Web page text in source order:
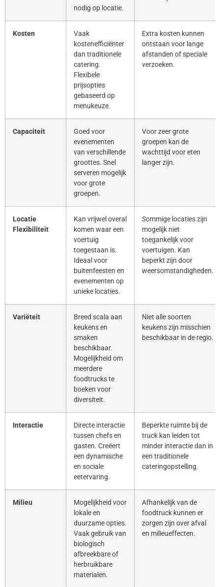
nodig op locatie.
Kosten
Vaak
kostenefficiënter
dan traditionele
catering.
Flexibele
prijsopties
gebaseerd op
menukeuze.
Extra kosten kunnen
ontstaan voor lange
afstanden of speciale
verzoeken.
Capaciteit
Goed voor
evenementen
van verschillende
groottes. Snel
serveren mogelijk
voor grote
groepen.
Voor zeer grote
groepen kan de
wachttijd voor eten
langer zijn.
Locatie
Flexibiliteit
Kan vrijwel overal
komen waar een
voertuig
toegestaan is.
Ideaal voor
buitenfeesten en
evenementen op
unieke locaties.
Sommige locaties zijn
mogelijk niet
toegankelijk voor
voertuigen. Kan
beperkt zijn door
weersomstandigheden.
Variëteit
Breed scala aan
keukens en
smaken
beschikbaar.
Mogelijkheid om
meerdere
foodtrucks te
boeken voor
diversiteit.
Niet alle soorten
keukens zijn misschien
beschikbaar in de regio.
Interactie
Directe interactie
tussen chefs en
gasten. Creëert
een dynamische
en sociale
eetervaring.
Beperkte ruimte bij de
truck kan leiden tot
minder interactie dan in
een traditionele
cateringopstelling.
Milieu
Mogelijkheid voor
lokale en
duurzame opties.
Vaak gebruik van
biologisch
afbreekbare of
herbruikbare
materialen.
Afhankelijk van de
foodtruck kunnen er
zorgen zijn over afval
en milieueffecten.